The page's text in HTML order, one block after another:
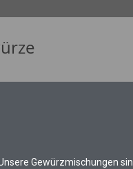
Gewürzmischungen